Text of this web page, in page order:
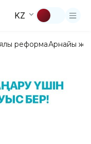
KZ
реформаАрнайы